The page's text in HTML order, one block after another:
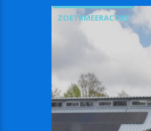
ZOETRMEERACTIEF